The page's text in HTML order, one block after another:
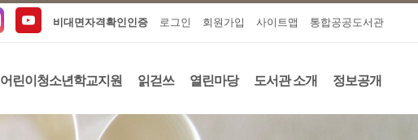
비대면자격확인인증 로그인 회원가입 사이트맵 통합공공도서관
어린이청소년학교지원 읽걷쓰 열린마당 도서관 소개 정보공개